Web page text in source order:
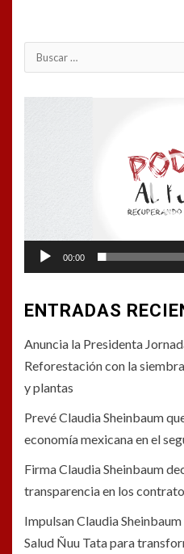
Buscar:
00:00
ENTRADAS
Anuncia la Presidenta
Reforestación con la
y plantas
Prevé Claudia Sheinbaum
economía mexicana en el
Firma Claudia Sheinbaum
transparencia en los
Impulsan Claudia
Salud Ñuu Tata para